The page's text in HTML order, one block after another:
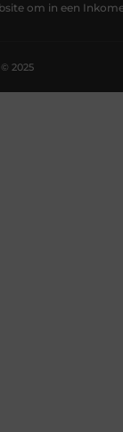
om in een
2025